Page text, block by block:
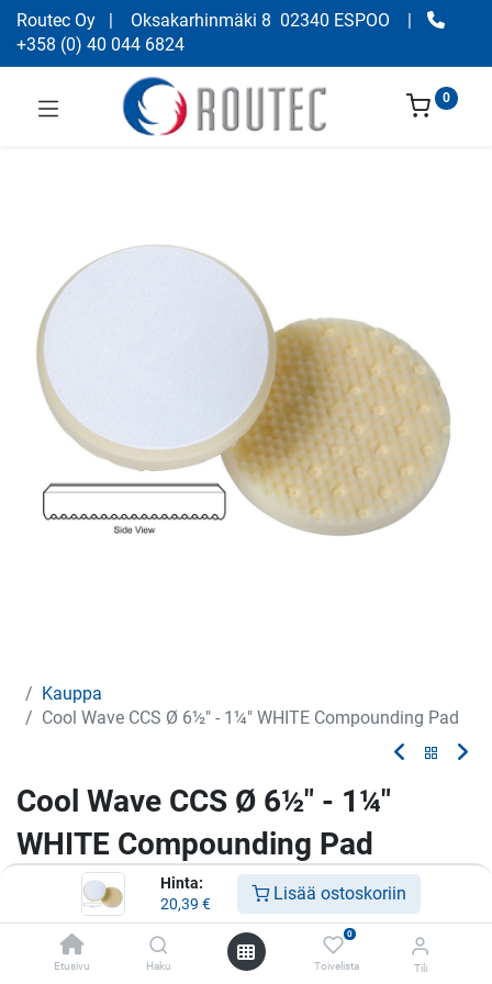
Hinta:
20,39 € Lisää ostoskoriin
Etusivu Haku
0
Toivelista Tili
Routec Oy | Oksakarhinmäki 8 02340 ESPOO
|
+358 (0) 40 044 6824
0
Kauppa
Cool Wave CCS Ø 6½" - 1¼" WHITE Compounding Pad
Cool Wave CCS Ø 6½" - 1¼"
WHITE Compounding Pad
Vaahtomuovilaikka
20,39€